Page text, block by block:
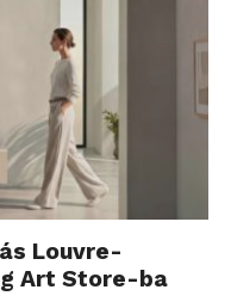
Louvre-
Art Store-ba